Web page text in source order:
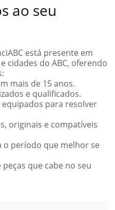
ao seu
está presente em
cidades do ABC, oferendo
mais de 15 anos.
e qualificados.
para resolver
originais e compatíveis
o período que melhor se
que cabe no seu